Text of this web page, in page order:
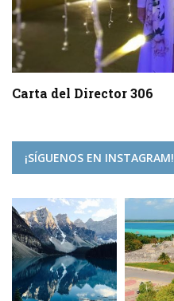
Carta del Director 306
¡SÍGUENOS EN INSTAGRAM!